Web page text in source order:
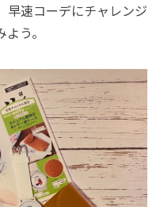
早速コーデにチャレンジ
う。